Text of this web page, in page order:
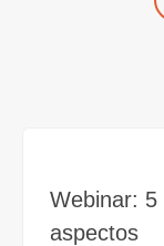
Webinar: 5
aspectos